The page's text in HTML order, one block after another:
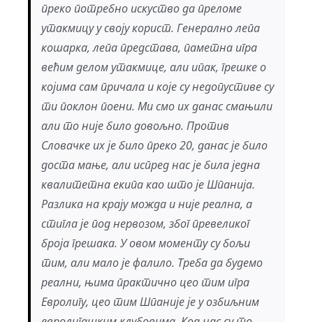
преко потребно искуство да преломе
утакмицу у своју корист. Генерално лепа
кошарка, лепа представа, паметна игра
већим делом утакмице, али ипак, грешке о
којима сам причала и које су недопустиве су
ти поклон поени. Ми смо их данас смањили
али то није билo довољно. Против
Словачке их је било преко 20, данас је било
доста мање, али испред нас је била једна
квалитетна екипа као што је Шпанија.
Разлика на крају можда и није реална, а
стигла је под нервозом, због превеликог
броја грешака. У овом моменту су бољи
тим, али мало је фалило. Треба да будемо
реални, њима практично цео тим игра
Евролигу, цео тим Шпаније је у озбиљним